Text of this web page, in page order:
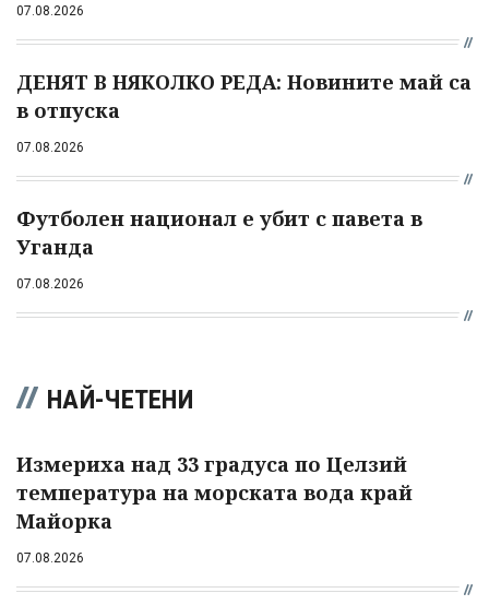
07.08.2026
ДЕНЯТ В НЯКОЛКО РЕДА: Новините май са
в отпуска
07.08.2026
Футболен национал е убит с павета в
Уганда
07.08.2026
НАЙ-ЧЕТЕНИ
Измериха над 33 градуса по Целзий
температура на морската вода край
Майорка
07.08.2026